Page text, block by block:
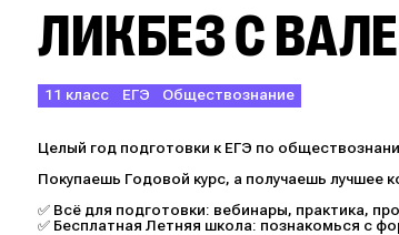
ЛИКБЕЗ С
11 класс ЕГЭ Обществознание
Целый год подготовки к ЕГЭ по
Покупаешь Годовой курс, а получаешь лучшее
✅ Всё для подготовки: вебинары, практика,
✅ Бесплатная Летняя школа: познакомься с